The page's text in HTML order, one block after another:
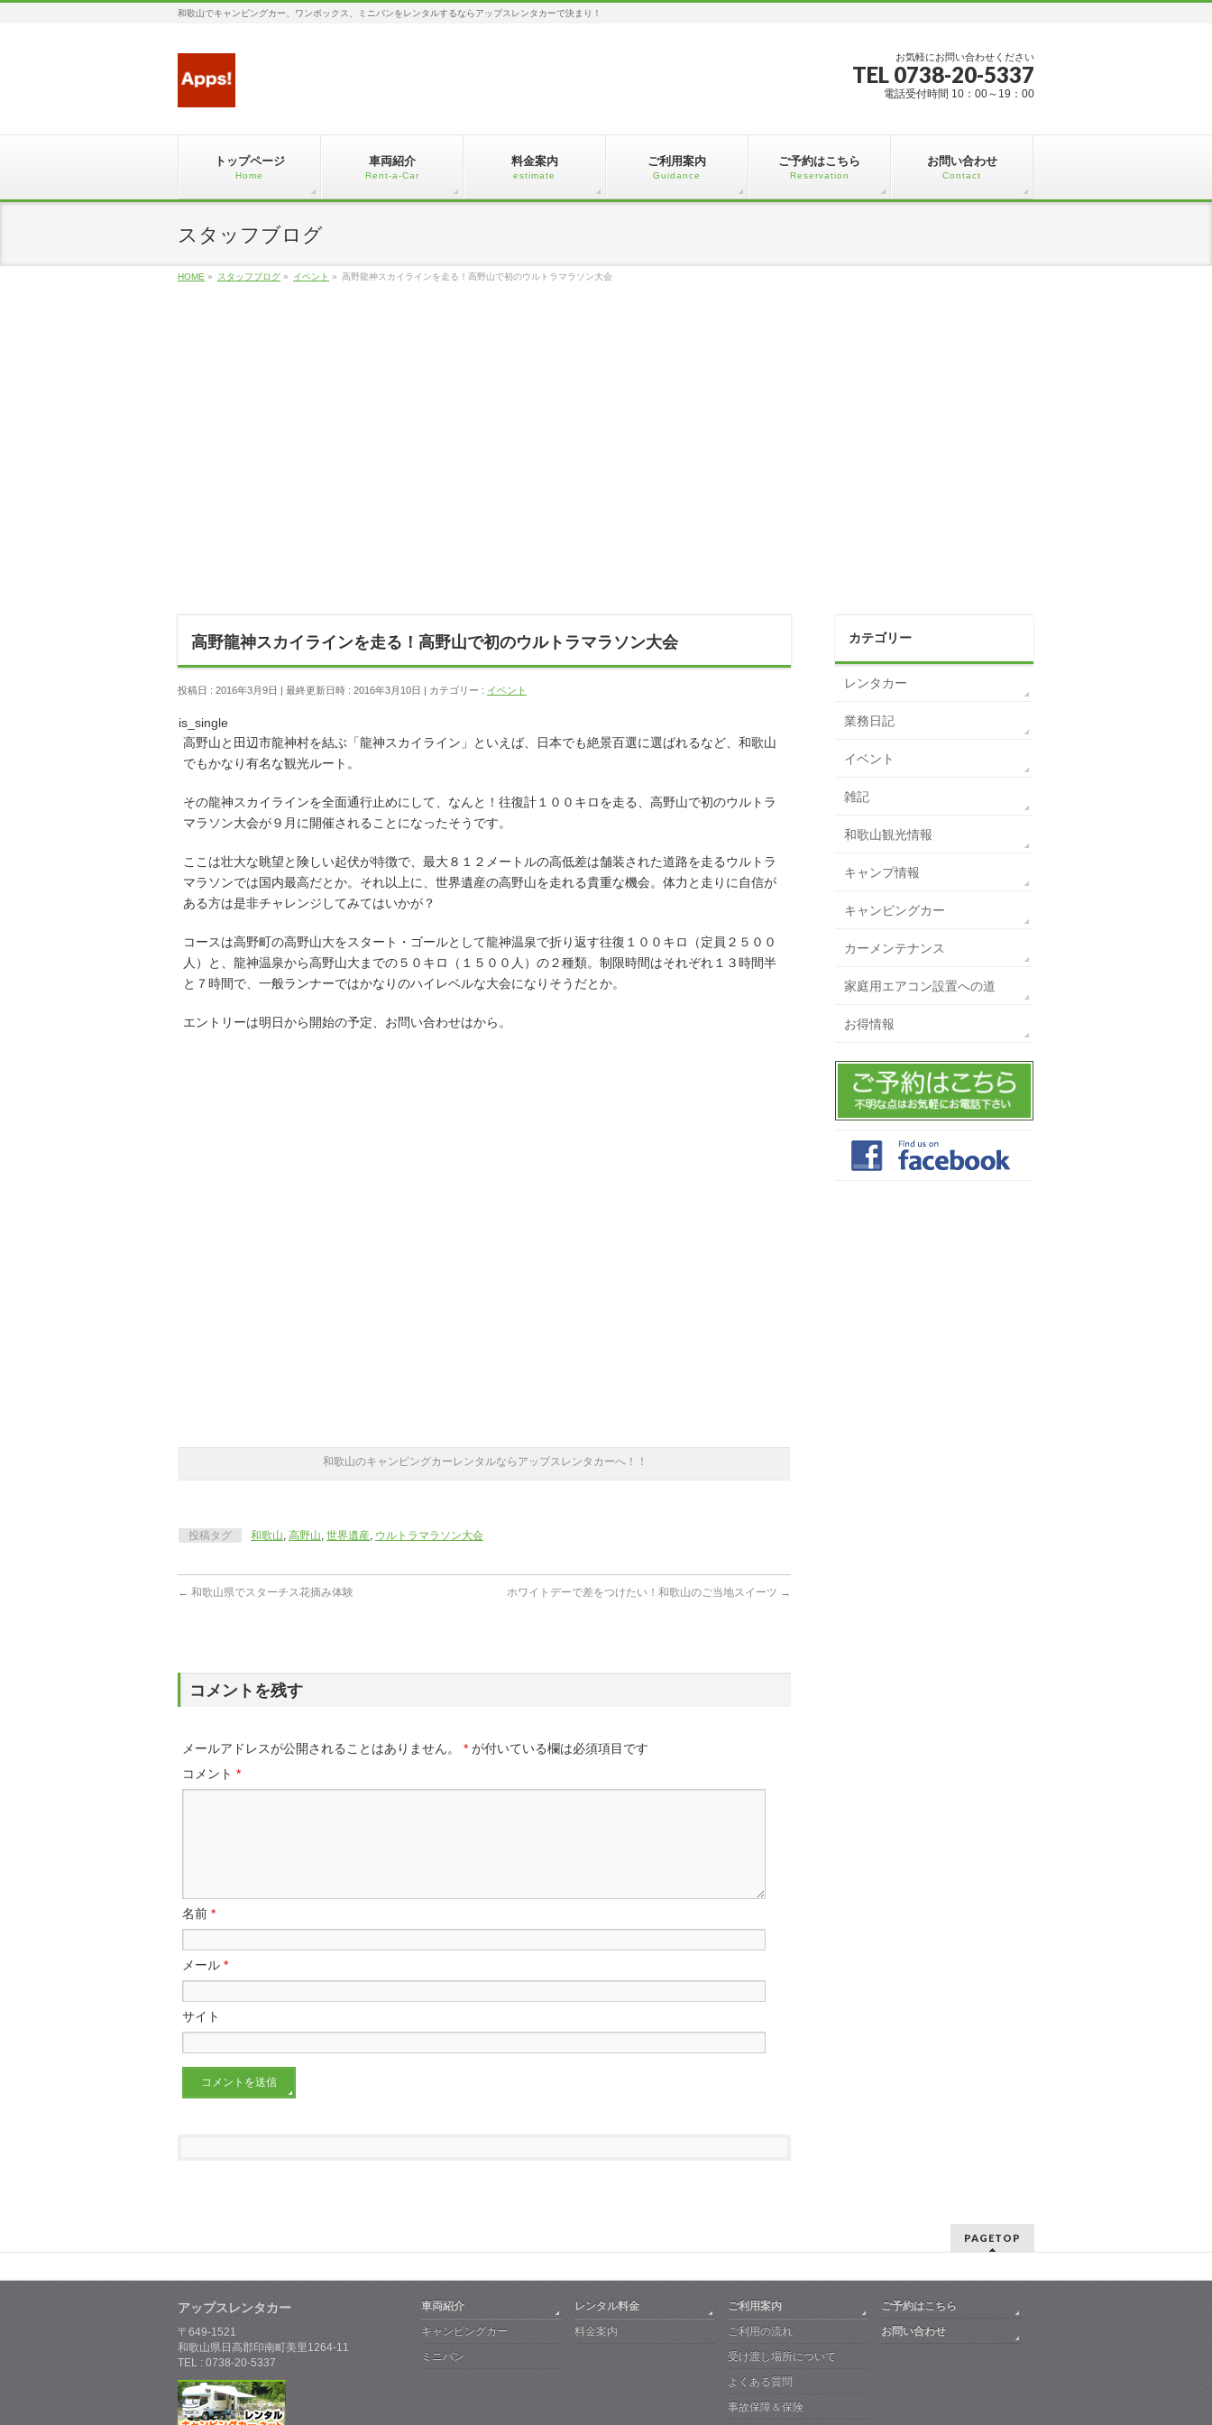
和歌山でキャンピングカー、ワンボックス、ミニバンをレンタルするならアップスレンタカーで決まり！
お気軽にお問い合わせください
TEL 0738-20-5337
電話受付時間 10：00～19：00
トップページ
Home
車両紹介
Rent-a-Car
料金案内
estimate
ご利用案内
Guidance
ご予約はこちら
Reservation
お問い合わせ
Contact
スタッフブログ
HOME » スタッフブログ » イベント » 高野龍神スカイラインを走る！高野山で初のウルトラマラソン大会
高野龍神スカイラインを走る！高野山で初のウルトラマラソン大会
投稿日 : 2016年3月9日 最終更新日時 : 2016年3月10日 カテゴリー : イベント
is_single
高野山と田辺市龍神村を結ぶ「龍神スカイライン」といえば、日本でも絶景百選に選ばれるなど、和歌山
でもかなり有名な観光ルート。
その龍神スカイラインを全面通行止めにして、なんと！往復計１００キロを走る、高野山で初のウルトラ
マラソン大会が９月に開催されることになったそうです。
ここは壮大な眺望と険しい起伏が特徴で、最大８１２メートルの高低差は舗装された道路を走るウルトラ
マラソンでは国内最高だとか。それ以上に、世界遺産の高野山を走れる貴重な機会。体力と走りに自信が
ある方は是非チャレンジしてみてはいかが？
コースは高野町の高野山大をスタート・ゴールとして龍神温泉で折り返す往復１００キロ（定員２５００
人）と、龍神温泉から高野山大までの５０キロ（１５００人）の２種類。制限時間はそれぞれ１３時間半
と７時間で、一般ランナーではかなりのハイレベルな大会になりそうだとか。
エントリーは明日から開始の予定、お問い合わせはから。
和歌山のキャンピングカーレンタルならアップスレンタカーへ！！
投稿タグ 和歌山, 高野山, 世界遺産, ウルトラマラソン大会
← 和歌山県でスターチス花摘み体験 ホワイトデーで差をつけたい！和歌山のご当地スイーツ →
コメントを残す
メールアドレスが公開されることはありません。 * が付いている欄は必須項目です
コメント *
名前 *
メール *
サイト
カテゴリー
レンタカー
業務日記
イベント
雑記
和歌山観光情報
キャンプ情報
キャンピングカー
カーメンテナンス
家庭用エアコン設置への道
お得情報
PAGETOP
アップスレンタカー
〒649-1521
和歌山県日高郡印南町美里1264-11
TEL : 0738-20-5337
車両紹介
キャンピングカー
ミニバン
レンタル料金
料金案内
ご利用案内
ご利用の流れ
受け渡し場所について
よくある質問
事故保障＆保険
ご予約はこちら
お問い合わせ